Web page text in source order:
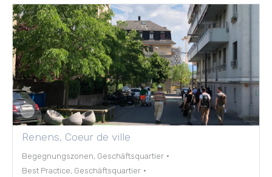
Renens, Coeur de ville
Begegnungszonen, Geschäftsquartier ·
Best Practice, Geschäftsquartier ·